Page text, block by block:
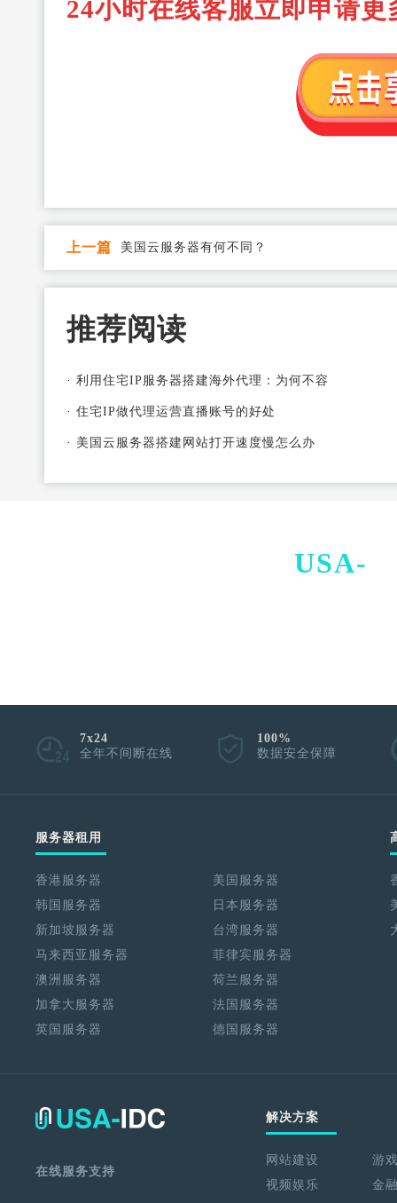
24小时在线客服立即申请更
上一篇 美国云服务器有何不同？
推荐阅读
· 利用住宅IP服务器搭建海外代理：为何不容
· 住宅IP做代理运营直播账号的好处
· 美国云服务器搭建网站打开速度慢怎么办
USA-
7x24
全年不间断在线
100%
数据安全保障
服务器租用
香港服务器
美国服务器
韩国服务器
日本服务器
新加坡服务器
台湾服务器
马来西亚服务器
菲律宾服务器
澳洲服务器
荷兰服务器
加拿大服务器
法国服务器
英国服务器
德国服务器
在线服务支持
解决方案
网站建设
游
视频娱乐
金